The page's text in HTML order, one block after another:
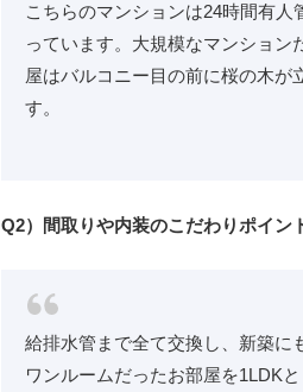
こちらのマンションは24時間有
っています。大規模なマンション
屋はバルコニー目の前に桜の木
す。
Q2）間取りや内装のこだわりポイン
給排水管まで全て交換し、新築に
ワンルームだったお部屋を1LDK